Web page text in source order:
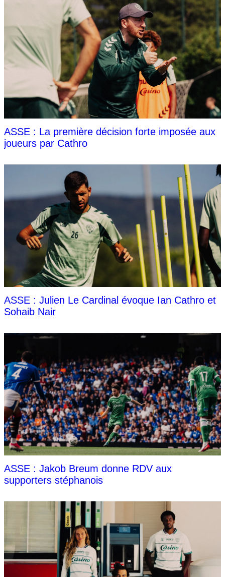
ASSE : La première décision forte imposée aux
joueurs par Cathro
ASSE : Julien Le Cardinal évoque Ian Cathro et
Sohaib Nair
ASSE : Jakob Breum donne RDV aux
supporters stéphanois